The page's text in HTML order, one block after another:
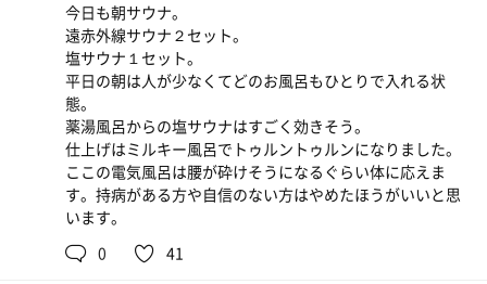
今日も朝サウナ。
遠赤外線サウナ２セット。
塩サウナ１セット。
平日の朝は人が少なくてどのお風呂もひとりで入れる状
態。
薬湯風呂からの塩サウナはすごく効きそう。
仕上げはミルキー風呂でトゥルントゥルンになりました。
ここの電気風呂は腰が砕けそうになるぐらい体に応えま
す。持病がある方や自信のない方はやめたほうがいいと思
います。
0
41